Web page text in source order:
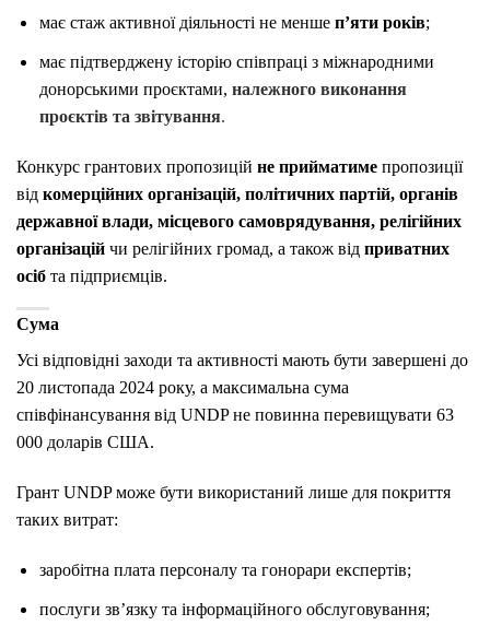
має стаж активної діяльності не менше п’яти років;
має підтверджену історію співпраці з міжнародними
донорськими проєктами, належного виконання
проєктів та звітування.
Конкурс грантових пропозицій не прийматиме пропозиції
від комерційних організацій, політичних партій, органів
державної влади, місцевого самоврядування, релігійних
організацій чи релігійних громад, а також від приватних
осіб та підприємців.
Сума
Усі відповідні заходи та активності мають бути завершені до
20 листопада 2024 року, а максимальна сума
співфінансування від UNDP не повинна перевищувати 63
000 доларів США.
Грант UNDP може бути використаний лише для покриття
таких витрат:
заробітна плата персоналу та гонорари експертів;
послуги зв’язку та інформаційного обслуговування;